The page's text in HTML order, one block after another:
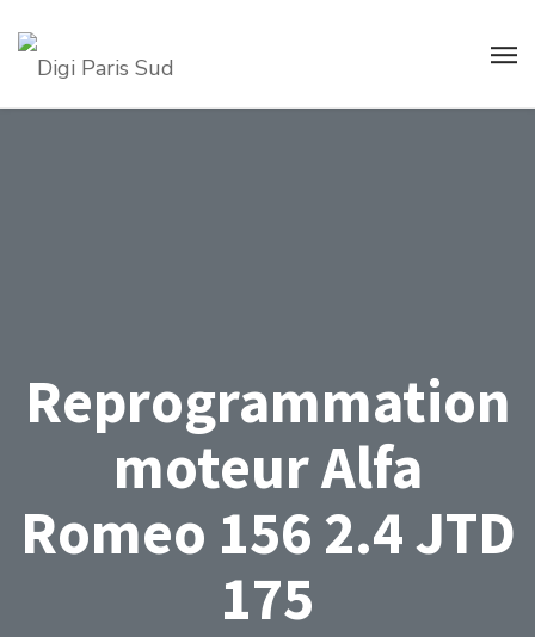
Reprogrammation
moteur Alfa
Romeo 156 2.4 JTD
175